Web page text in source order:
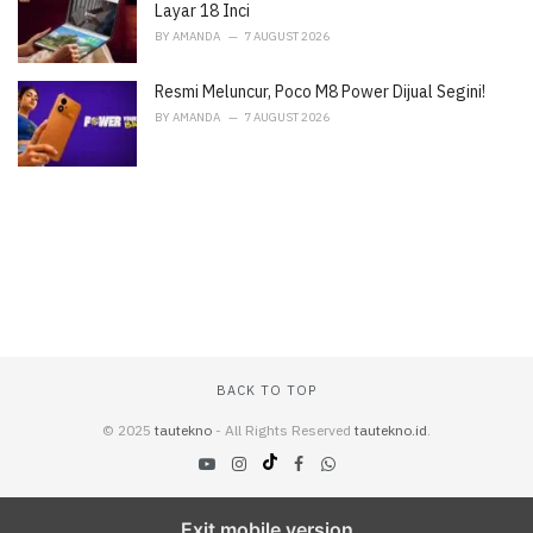
Layar 18 Inci
BY AMANDA 7 AUGUST 2026
Resmi Meluncur, Poco M8 Power Dijual Segini!
BY AMANDA 7 AUGUST 2026
BACK TO TOP
© 2025 tautekno - All Rights Reserved tautekno.id